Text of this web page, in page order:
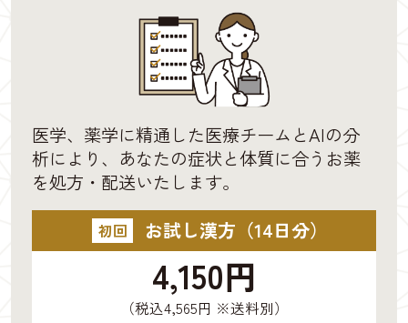
医学、薬学に精通した医療チームとAIの分
析により、あなたの症状と体質に合うお薬
を処方・配送いたします。
初回 お試し漢方（14日分）
4,150円
（税込4,565円 ※送料別）